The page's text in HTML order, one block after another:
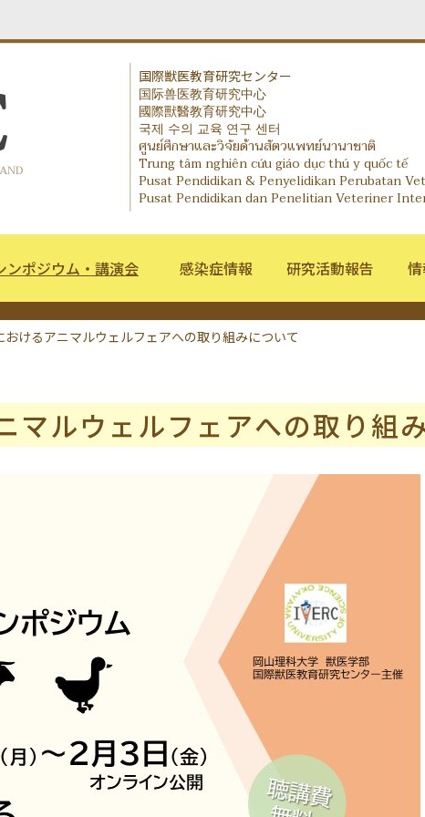
IVERC - International Veterinary Education and
国際獣医教育研究センター
国际兽医教育研究中心
國際獸醫教育研究中心
국제 수의 교육 연구 센터
ศูนย์ศึกษาและวิจัยด้านสัตวแพทย์นานาชาติ
Trung tâm nghiên cứu giáo dục thú y quốc tế
Pusat Pendidikan & Penyelidikan Perubatan
Pusat Pendidikan dan Penelitian Veteriner
ンポジウム・講演会 感染症情報 研究活動報告
おけるアニマルウェルフェアへの取り組みについて
マルウェルフェアへの取り組